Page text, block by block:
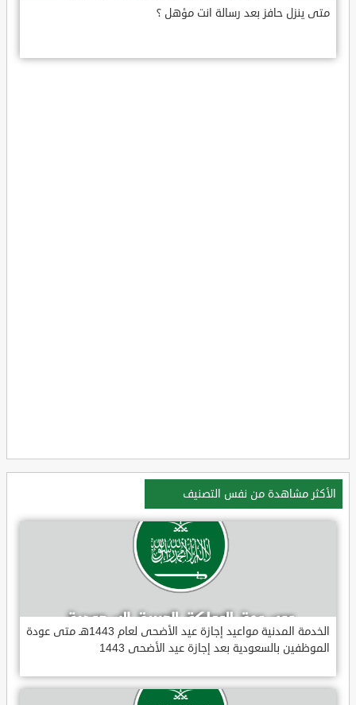
متى ينزل حافز بعد رسالة انت مؤهل ؟
الأكثر مشاهدة من نفس التصنيف
الخدمة المدنية مواعيد إجازة عيد الأضحى لعام 1443هـ متى عودة
الموظفين بالسعودية بعد إجازة عيد الأضحى 1443